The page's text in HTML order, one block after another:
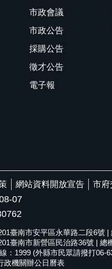
市政會議
市政公告
採購公告
徵才公告
電子報
網站資料開放宣告
市府
07
臺南市安平區永華路二段6號 |
臺南市新營區民治路36號 | 總
：1999 (外縣市民眾請撥打06-
政機關辦公日曆表